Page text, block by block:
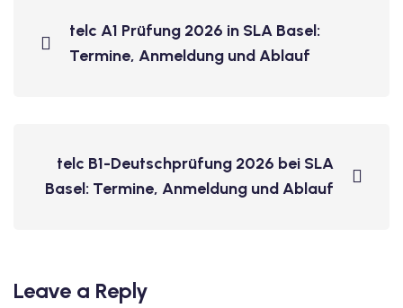
telc A1 Prüfung 2026 in SLA Basel:
Termine, Anmeldung und Ablauf
telc B1-Deutschprüfung 2026 bei SLA
Basel: Termine, Anmeldung und Ablauf
Leave a Reply